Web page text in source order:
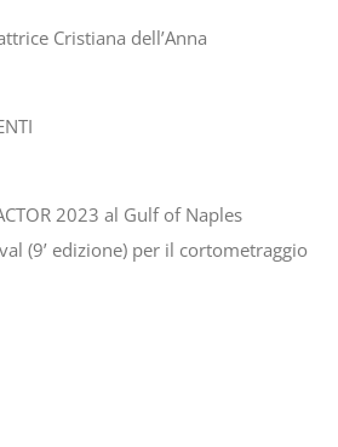
Cristiana dell’Anna
2023 al Gulf of Naples
(9’ edizione) per il cortometraggio